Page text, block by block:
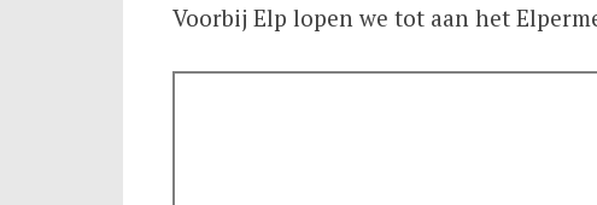
Voorbij Elp lopen we tot aan het